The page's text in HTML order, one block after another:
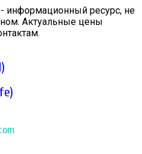
ресурс, не
Актуальные цены